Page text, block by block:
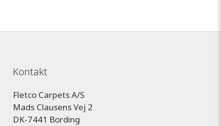
Kontakt
Fletco Carpets A/S
Mads Clausens Vej 2
DK-7441 Bording